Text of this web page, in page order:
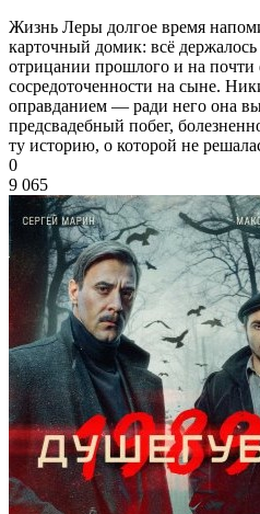
Жизнь Леры долгое время
карточный домик: всё
отрицании прошлого и на почти
сосредоточенности на сыне.
оправданием — ради него она
предсвадебный побег,
ту историю, о которой не
0
9 065